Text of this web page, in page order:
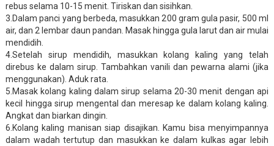
rebus selama 10-15 menit. Tiriskan dan sisihkan.
3.Dalam panci yang berbeda, masukkan 200 gram gula pasir, 500 ml
air, dan 2 lembar daun pandan. Masak hingga gula larut dan air mulai
mendidih.
4.Setelah sirup mendidih, masukkan kolang kaling yang telah
direbus ke dalam sirup. Tambahkan vanili dan pewarna alami (jika
menggunakan). Aduk rata.
5.Masak kolang kaling dalam sirup selama 20-30 menit dengan api
kecil hingga sirup mengental dan meresap ke dalam kolang kaling.
Angkat dan biarkan dingin.
6.Kolang kaling manisan siap disajikan. Kamu bisa menyimpannya
dalam wadah tertutup dan masukkan ke dalam kulkas agar lebih